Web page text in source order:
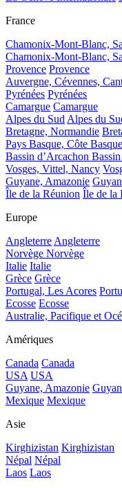
France
Chamonix-Mont-Blanc,
Chamonix-Mont-Blanc,
Provence Provence
Auvergne, Cévennes,
Pyrénées Pyrénées
Camargue Camargue
Alpes du Sud Alpes du
Bretagne, Normandie
Pays Basque, Côte Basque
Bassin d’Arcachon
Vosges, Vittel, Nancy
Guyane, Amazonie
Île de la Réunion Île de la
Europe
Angleterre Angleterre
Norvège Norvège
Italie Italie
Grèce Grèce
Portugal, Les Acores
Ecosse Ecosse
Australie, Pacifique et
Amériques
Canada Canada
USA USA
Guyane, Amazonie
Mexique Mexique
Asie
Kirghizistan Kirghizistan
Népal Népal
Laos Laos